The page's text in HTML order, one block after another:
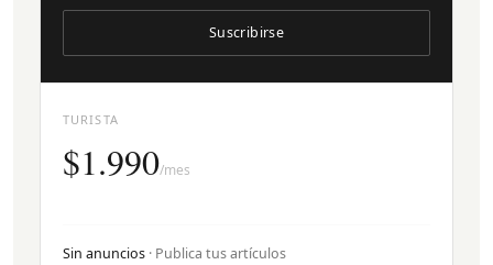
TURISTA
$1.990/mes
Sin anuncios · Publica tus artículos
Suscribirse